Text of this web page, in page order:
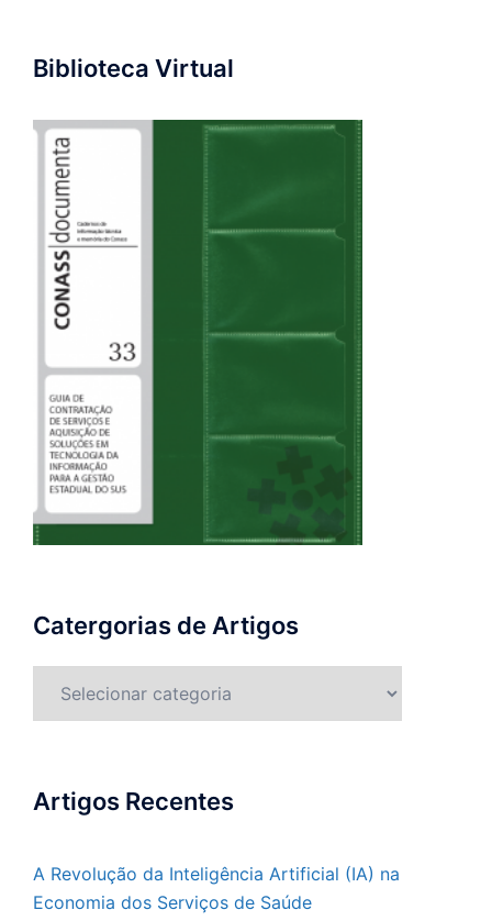
Biblioteca Virtual
Catergorias de Artigos
Artigos Recentes
A Revolução da Inteligência Artificial (IA) na
Economia dos Serviços de Saúde